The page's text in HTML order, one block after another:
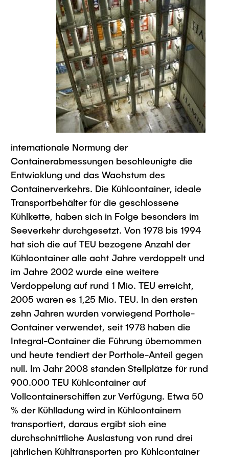
Lehre und Lernen
Best Practices Lehre
Hochschuldidaktik - ZLL
LearnING Center
Lehre im europäischen Verbund (ECIU)
WorkINGLab / Makerspace
Interdisziplinärer Workshop des FSP
„Biobasierte Prozesse und
Reaktortechnologien“
Forschung und Institute
Studienbereich FIT
Institute im Überblick
internationale Normung der
Containerabmessungen beschleunigte die
Entwicklung und das Wachstum des
Containerverkehrs. Die Kühlcontainer, ideale
Transportbehälter für die geschlossene
Kühlkette, haben sich in Folge besonders im
Seeverkehr durchgesetzt. Von 1978 bis 1994
hat sich die auf TEU bezogene Anzahl der
Kühlcontainer alle acht Jahre verdoppelt und
im Jahre 2002 wurde eine weitere
Verdoppelung auf rund 1 Mio. TEU erreicht,
2005 waren es 1,25 Mio. TEU. In den ersten
zehn Jahren wurden vorwiegend Porthole-
Container verwendet, seit 1978 haben die
Integral-Container die Führung übernommen
und heute tendiert der Porthole-Anteil gegen
null. Im Jahr 2008 standen Stellplätze für rund
900.000 TEU Kühlcontainer auf
Vollcontainerschiffen zur Verfügung. Etwa 50
% der Kühlladung wird in Kühlcontainern
transportiert, daraus ergibt sich eine
durchschnittliche Auslastung von rund drei
jährlichen Kühltransporten pro Kühlcontainer